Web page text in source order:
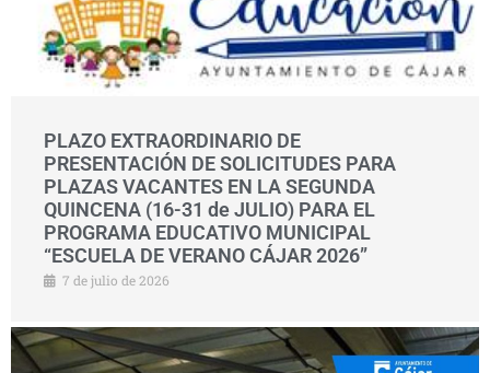
PLAZO EXTRAORDINARIO DE
PRESENTACIÓN DE SOLICITUDES PARA
PLAZAS VACANTES EN LA SEGUNDA
QUINCENA (16-31 de JULIO) PARA EL
PROGRAMA EDUCATIVO MUNICIPAL
“ESCUELA DE VERANO CÁJAR 2026”
7 de julio de 2026